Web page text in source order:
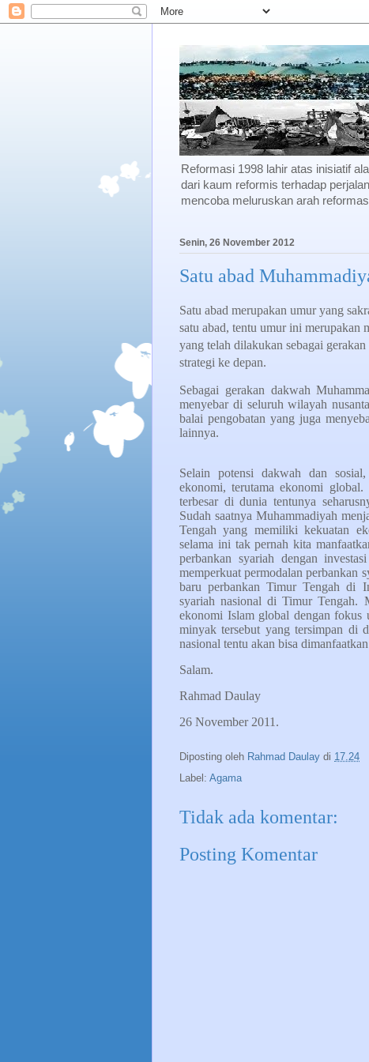
Reformasi 1998 lahir atas inisiatif
dari kaum reformis terhadap
mencoba meluruskan arah
Senin, 26 November 2012
Satu abad
Satu abad merupakan umur yang
satu abad, tentu umur ini merupakan
yang telah dilakukan sebagai
strategi ke depan.
Sebagai gerakan dakwah
menyebar di seluruh wilayah
balai pengobatan yang juga
lainnya.
Selain potensi dakwah dan
ekonomi, terutama ekonomi global.
terbesar di dunia tentunya
Sudah saatnya Muhammadiyah
Tengah yang memiliki kekuatan
selama ini tak pernah kita
perbankan syariah dengan
memperkuat permodalan perbankan
baru perbankan Timur Tengah di
syariah nasional di Timur Tengah.
ekonomi Islam global dengan fokus
minyak tersebut yang tersimpan di
nasional tentu akan bisa
Salam.
Rahmad Daulay
26 November 2011.
Diposting oleh Rahmad Daulay di 17.24
Label: Agama
Tidak ada komentar:
Posting Komentar